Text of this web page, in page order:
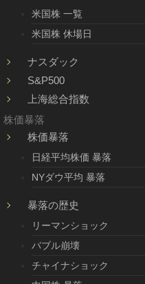
米国株 一覧
米国株 休場日
ナスダック
S&P500
上海総合指数
株価暴落
株価暴落
日経平均株価 暴落
NYダウ平均 暴落
暴落の歴史
リーマンショック
バブル崩壊
チャイナショック